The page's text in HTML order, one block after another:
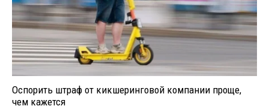
Оспорить штраф от кикшеринговой компании проще,
чем кажется